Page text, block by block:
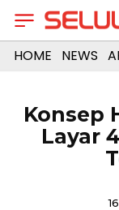
HOME NEWS
Konsep
Layar